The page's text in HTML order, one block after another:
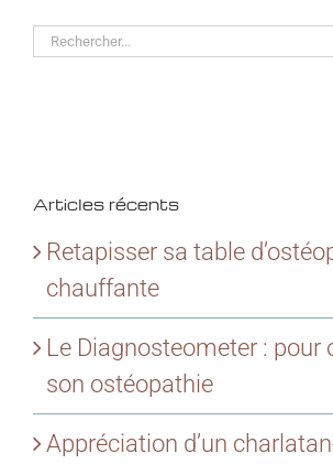
Rechercher:
Articles récents
Retapisser sa table
chauffante
Le Diagnosteometer : pour
son ostéopathie
Appréciation d’un